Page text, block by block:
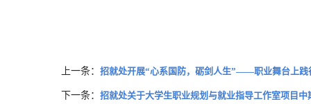
上一条： 招就处开展“心系国防，砺剑人生”——职业舞台上践
下一条： 招就处关于大学生职业规划与就业指导工作室项目中